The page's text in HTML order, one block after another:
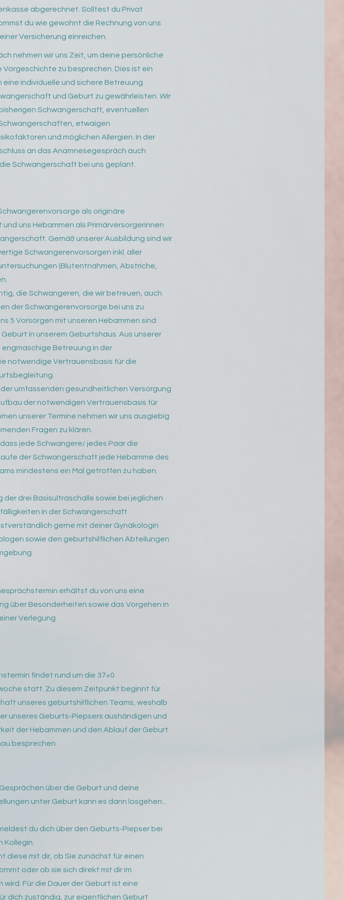
abgerechnet. Solltest du Privat
du wie gewohnt die Rechnung von uns
Versicherung einreichen.
nehmen wir uns Zeit, um deine persönliche
zu besprechen. Dies ist ein
eine individuelle und sichere Betreuung
und Geburt zu gewährleisten. Wir
Schwangerschaft, eventuellen
etwaigen
und möglichen Allergien. In der
an das Anamnesegespräch auch
Schwangerschaft bei uns geplant.
als originäre
uns Hebammen als Primärversorgerinnen
Gemäß unserer Ausbildung sind wir
Schwangerenvorsorgen inkl. aller
(Blutentnahmen, Abstriche,
die Schwangeren, die wir betreuen, auch
der Schwangerenvorsorge bei uns zu
5 Vorsorgen mit unseren Hebammen sind
in unserem Geburtshaus. Aus unserer
Betreuung in der
notwendige Vertrauensbasis für die
umfassenden gesundheitlichen Versorgung
der notwendigen Vertrauensbasis für
unserer Termine nehmen wir uns ausgiebig
Fragen zu klären.
jede Schwangere/ jedes Paar die
der Schwangerschaft jede Hebamme des
mindestens ein Mal getroffen zu haben.
der drei Basisultraschalle sowie bei jeglichen
in der Schwangerschaft
gerne mit deiner Gynäkologin
sowie den geburtshilflichen Abteilungen
erhältst du von uns eine
über Besonderheiten sowie das Vorgehen in
Verlegung.
findet rund um die 37+0
statt. Zu diesem Zeitpunkt beginnt für
unseres geburtshilflichen Teams, weshalb
unseres Geburts-Piepsers aushändigen und
der Hebammen und den Ablauf der Geburt
besprechen.
über die Geburt und deine
unter Geburt kann es dann losgehen...
du dich über den Geburts-Piepser bei
diese mit dir, ob Sie zunächst für einen
oder ob sie sich direkt mit dir im
Für die Dauer der Geburt ist eine
dich zuständig, zur eigentlichen Geburt